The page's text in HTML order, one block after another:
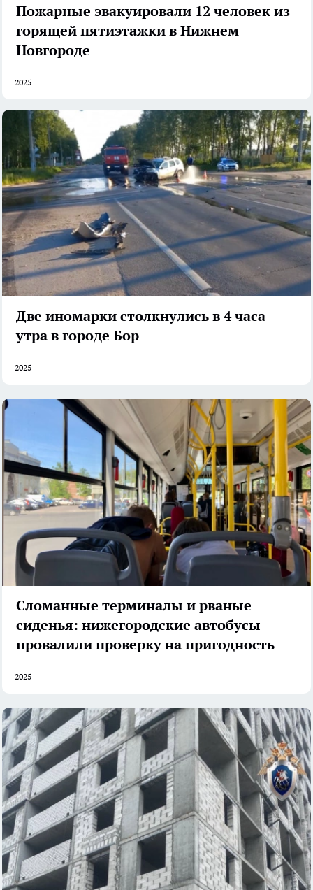
Пожарные эвакуировали 12 человек из
горящей пятиэтажки в Нижнем
Новгороде
2025
Две иномарки столкнулись в 4 часа
утра в городе Бор
2025
Сломанные терминалы и рваные
сиденья: нижегородские автобусы
провалили проверку на пригодность
2025